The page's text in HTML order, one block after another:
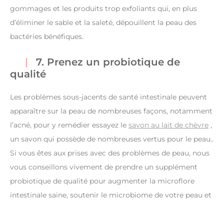
gommages et les produits trop exfoliants qui, en plus
d’éliminer le sable et la saleté, dépouillent la peau des
bactéries bénéfiques.
7. Prenez un probiotique de
qualité
Les problèmes sous-jacents de santé intestinale peuvent
apparaître sur la peau de nombreuses façons, notamment
l’acné, pour y remédier essayez le savon au lait de chèvre ,
un savon qui possède de nombreuses vertus pour le peau..
Si vous êtes aux prises avec des problèmes de peau, nous
vous conseillons vivement de prendre un supplément
probiotique de qualité pour augmenter la microflore
intestinale saine, soutenir le microbiome de votre peau et